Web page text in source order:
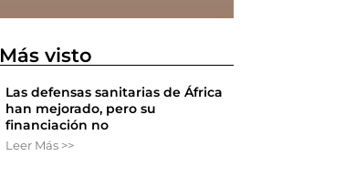
Más visto
Las defensas sanitarias de África
han mejorado, pero su
financiación no
Leer Más >>